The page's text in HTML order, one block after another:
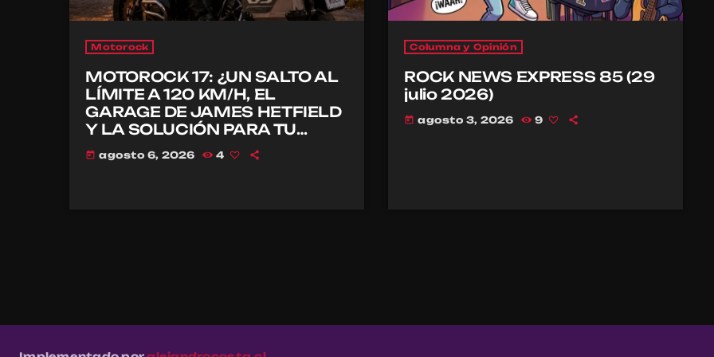
Motorock
MOTOROCK 17: ¿UN SALTO AL
LÍMITE A 120 KM/H, EL
GARAGE DE JAMES HETFIELD
Y LA SOLUCIÓN PARA TU
CASCO?
today agosto 6, 2026 4
Columna y Opinión
ROCK NEWS EXPRESS 85 (29
julio 2026)
today agosto 3, 2026 9